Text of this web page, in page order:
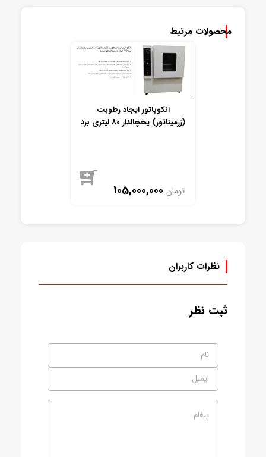
محصولات مرتبط
انکوباتور ایجاد رطوبت
(ژرمیناتور) یخچالدار 80 لیتری برد
105,000,000 تومان
نظرات کاربران
ثبت نظر